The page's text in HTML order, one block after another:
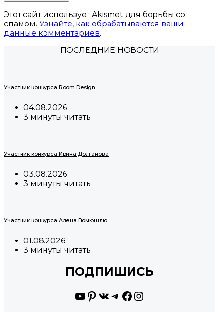
Этот сайт использует Akismet для борьбы со
спамом. Узнайте, как обрабатываются ваши
данные комментариев.
ПОСЛЕДНИЕ НОВОСТИ
Участник конкурса Room Design
04.08.2026
3 минуты читать
Участник конкурса Ирина Долганова
03.08.2026
3 минуты читать
Участник конкурса Алена Гюмюшлю
01.08.2026
3 минуты читать
ПОДПИШИСЬ
YouTube
Pinterest
ВКонтакте
Telegram
Facebook
Instagram